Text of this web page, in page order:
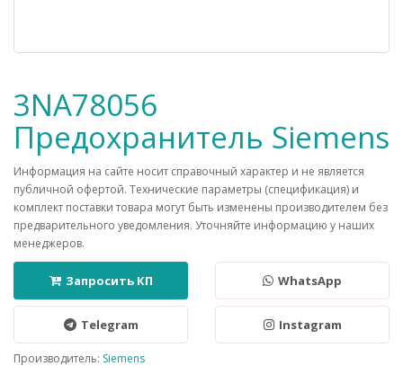
3NA78056
Предохранитель Siemens
Информация на сайте носит справочный характер и не является
публичной офертой. Технические параметры (спецификация) и
комплект поставки товара могут быть изменены производителем без
предварительного уведомления. Уточняйте информацию у наших
менеджеров.
Запросить КП WhatsApp
Telegram Instagram
Производитель: Siemens